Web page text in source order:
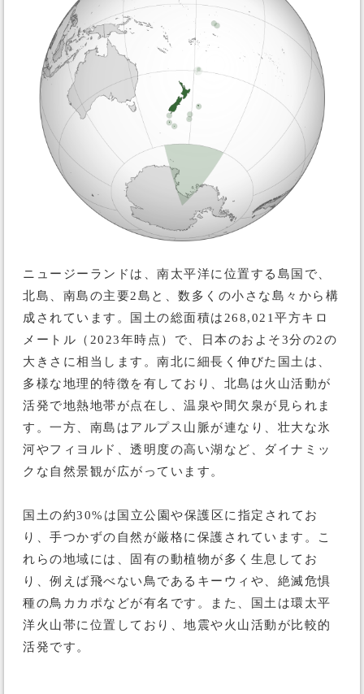
ニュージーランドは、南太平洋に位置する島国で、
北島、南島の主要2島と、数多くの小さな島々から構
成されています。国土の総面積は268,021平方キロ
メートル（2023年時点）で、日本のおよそ3分の2の
大きさに相当します。南北に細長く伸びた国土は、
多様な地理的特徴を有しており、北島は火山活動が
活発で地熱地帯が点在し、温泉や間欠泉が見られま
す。一方、南島はアルプス山脈が連なり、壮大な氷
河やフィヨルド、透明度の高い湖など、ダイナミッ
クな自然景観が広がっています。
国土の約30%は国立公園や保護区に指定されてお
り、手つかずの自然が厳格に保護されています。こ
れらの地域には、固有の動植物が多く生息してお
り、例えば飛べない鳥であるキーウィや、絶滅危惧
種の鳥カカポなどが有名です。また、国土は環太平
洋火山帯に位置しており、地震や火山活動が比較的
活発です。